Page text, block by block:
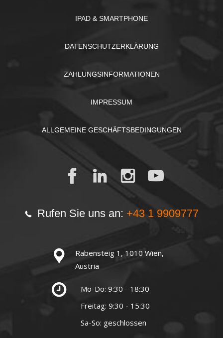
IPAD & SMARTPHONE
DATENSCHUTZERKLÄRUNG
ZAHLUNGSINFORMATIONEN
IMPRESSUM
ALLGEMEINE GESCHÄFTSBEDINGUNGEN
Rufen Sie uns an: +43 1 9909777
Rabensteig 1, 1010 Wien,
Austria
Mo-Do: 9:30 - 18:30
Freitag: 9:30 - 15:30
Sa-So: geschlossen